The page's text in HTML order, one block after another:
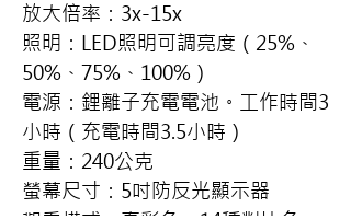
放大倍率：3x-15x
照明：LED照明可調亮度（25%、
50%、75%、100%）
電源：鋰離子充電電池。工作時間3
小時（充電時間3.5小時）
重量：240公克
螢幕尺寸：5吋防反光顯示器